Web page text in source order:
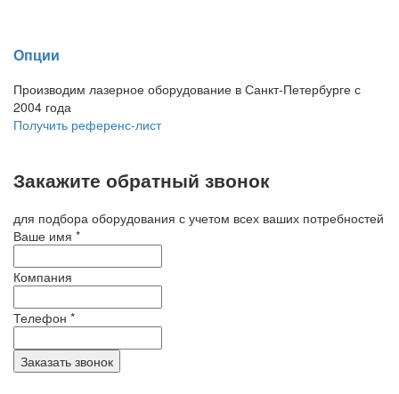
Опции
Производим лазерное оборудование в Санкт-Петербурге с
2004 года
Получить референс-лист
Закажите обратный звонок
для подбора оборудования с учетом всех ваших потребностей
Ваше имя *
Компания
Телефон *
Заказать звонок